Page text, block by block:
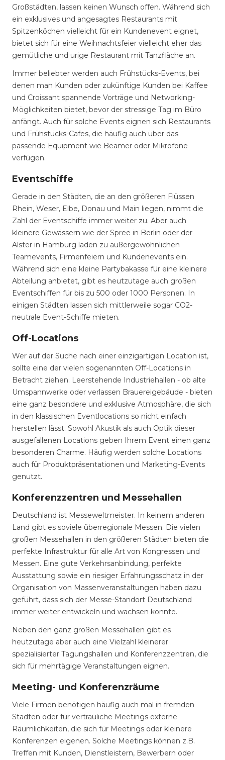
Großstädten, lassen keinen Wunsch offen. Während sich
ein exklusives und angesagtes Restaurants mit
Spitzenköchen vielleicht für ein Kundenevent eignet,
bietet sich für eine Weihnachtsfeier vielleicht eher das
gemütliche und urige Restaurant mit Tanzfläche an.
Immer beliebter werden auch Frühstücks-Events, bei
denen man Kunden oder zukünftige Kunden bei Kaffee
und Croissant spannende Vorträge und Networking-
Möglichkeiten bietet, bevor der stressige Tag im Büro
anfängt. Auch für solche Events eignen sich Restaurants
und Frühstücks-Cafes, die häufig auch über das
passende Equipment wie Beamer oder Mikrofone
verfügen.
Eventschiffe
Gerade in den Städten, die an den größeren Flüssen
Rhein, Weser, Elbe, Donau und Main liegen, nimmt die
Zahl der Eventschiffe immer weiter zu. Aber auch
kleinere Gewässern wie der Spree in Berlin oder der
Alster in Hamburg laden zu außergewöhnlichen
Teamevents, Firmenfeiern und Kundenevents ein.
Während sich eine kleine Partybakasse für eine kleinere
Abteilung anbietet, gibt es heutzutage auch großen
Eventschiffen für bis zu 500 oder 1000 Personen. In
einigen Städten lassen sich mittlerweile sogar CO2-
neutrale Event-Schiffe mieten.
Off-Locations
Wer auf der Suche nach einer einzigartigen Location ist,
sollte eine der vielen sogenannten Off-Locations in
Betracht ziehen. Leerstehende Industriehallen - ob alte
Umspannwerke oder verlassen Brauereigebäude - bieten
eine ganz besondere und exklusive Atmosphäre, die sich
in den klassischen Eventlocations so nicht einfach
herstellen lässt. Sowohl Akustik als auch Optik dieser
ausgefallenen Locations geben Ihrem Event einen ganz
besonderen Charme. Häufig werden solche Locations
auch für Produktpräsentationen und Marketing-Events
genutzt.
Konferenzzentren und Messehallen
Deutschland ist Messeweltmeister. In keinem anderen
Land gibt es soviele überregionale Messen. Die vielen
großen Messehallen in den größeren Städten bieten die
perfekte Infrastruktur für alle Art von Kongressen und
Messen. Eine gute Verkehrsanbindung, perfekte
Ausstattung sowie ein riesiger Erfahrungsschatz in der
Organisation von Massenveranstaltungen haben dazu
geführt, dass sich der Messe-Standort Deutschland
immer weiter entwickeln und wachsen konnte.
Neben den ganz großen Messehallen gibt es
heutzutage aber auch eine Vielzahl kleinerer
spezialisierter Tagungshallen und Konferenzzentren, die
sich für mehrtägige Veranstaltungen eignen.
Meeting- und Konferenzräume
Viele Firmen benötigen häufig auch mal in fremden
Städten oder für vertrauliche Meetings externe
Räumlichkeiten, die sich für Meetings oder kleinere
Konferenzen eigenen. Solche Meetings können z.B.
Treffen mit Kunden, Dienstleistern, Bewerbern oder